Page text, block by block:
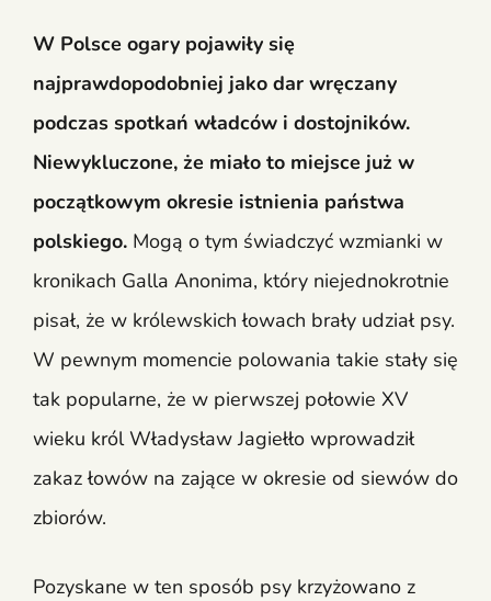
W Polsce ogary pojawiły się
najprawdopodobniej jako dar wręczany
podczas spotkań władców i dostojników.
Niewykluczone, że miało to miejsce już w
początkowym okresie istnienia państwa
polskiego. Mogą o tym świadczyć wzmianki w
kronikach Galla Anonima, który niejednokrotnie
pisał, że w królewskich łowach brały udział psy.
W pewnym momencie polowania takie stały się
tak popularne, że w pierwszej połowie XV
wieku król Władysław Jagiełło wprowadził
zakaz łowów na zające w okresie od siewów do
zbiorów.
Pozyskane w ten sposób psy krzyżowano z